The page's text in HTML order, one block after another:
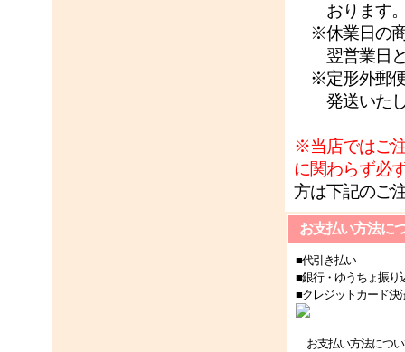
おります
※休業日の商
翌営業日と
※定形外郵便
発送いたし
※当店ではご
に関わらず必
方は下記のご
お支払い方法に
■代引き払い
■銀行・ゆうちょ振り
■クレジットカード決
お支払い方法につ